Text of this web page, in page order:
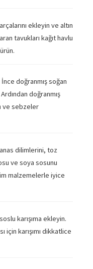
ekleyin ve altın
tavukları kağıt havlu
İnce doğranmış soğan
doğranmış
ve sebzeler
dilimlerini, toz
ve soya sosunu
malzemelerle iyice
karışıma ekleyin.
için karışımı dikkatlice